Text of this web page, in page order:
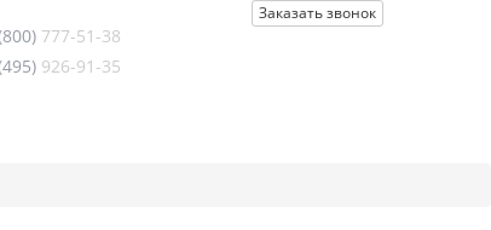
Заказать звонок
777-51-38
926-91-35